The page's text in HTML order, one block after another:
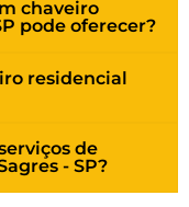
chaveiro
pode oferecer?
residencial
de
- SP?